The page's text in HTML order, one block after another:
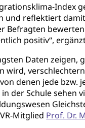
Index
und reflektiert
Befragten
positiv“,
Daten zeigen,
wird,
denen jede bzw.
der Schule sehen
Mitglied Prof. Dr.